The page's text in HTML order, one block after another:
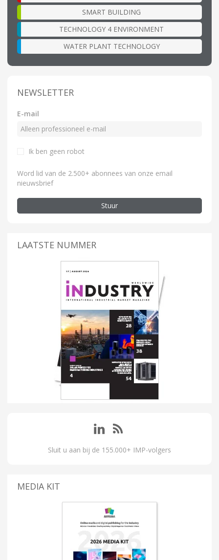
SMART BUILDING
TECHNOLOGY 4 ENVIRONMENT
WATER PLANT TECHNOLOGY
NEWSLETTER
E-mail
Ik ben geen robot
Word lid van de 2.500+ abonnees van onze email
nieuwsbrief
Stuur
LAATSTE NUMMER
Sluit u aan bij de 155.000+ IMP-volgers
MEDIA KIT